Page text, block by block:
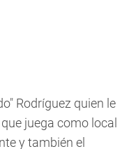
Rodríguez quien le
juega como local
y también el